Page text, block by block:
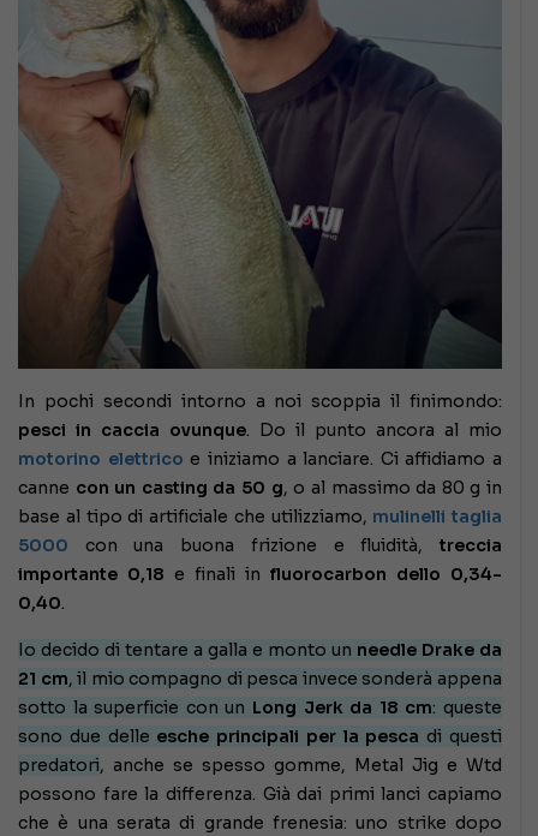
In pochi secondi intorno a noi scoppia il finimondo:
pesci in caccia ovunque. Do il punto ancora al mio
motorino elettrico e iniziamo a lanciare. Ci affidiamo a
canne con un casting da 50 g, o al massimo da 80 g in
base al tipo di artificiale che utilizziamo, mulinelli taglia
5000 con una buona frizione e fluidità, treccia
importante 0,18 e finali in fluorocarbon dello 0,34-
0,40.
Io decido di tentare a galla e monto un needle Drake da
21 cm, il mio compagno di pesca invece sonderà appena
sotto la superficie con un Long Jerk da 18 cm: queste
sono due delle esche principali per la pesca di questi
predatori, anche se spesso gomme, Metal Jig e Wtd
possono fare la differenza. Già dai primi lanci capiamo
che è una serata di grande frenesia: uno strike dopo